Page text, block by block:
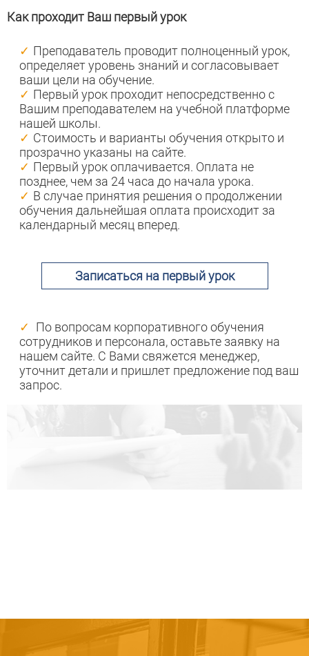
Как проходит Ваш первый урок
️Преподаватель проводит полноценный урок,
определяет уровень знаний и согласовывает
ваши цели на обучение.
Первый урок проходит непосредственно с
Вашим преподавателем на учебной платформе
нашей школы.
Стоимость и варианты обучения открыто и
прозрачно указаны на сайте.
Первый урок оплачивается. Оплата не
позднее, чем за 24 часа до начала урока.
В случае принятия решения о продолжении
обучения дальнейшая оплата происходит за
календарный месяц вперед.
Записаться на первый урок
По вопросам корпоративного обучения
сотрудников и персонала, оставьте заявку на
нашем сайте. С Вами свяжется менеджер,
уточнит детали и пришлет предложение под ваш
запрос.